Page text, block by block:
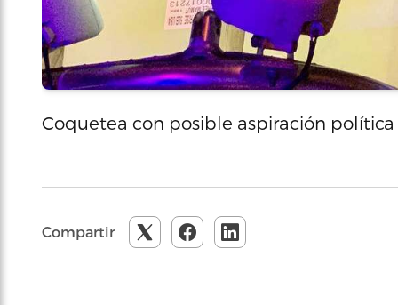
Coquetea con posible aspiración política
Compartir